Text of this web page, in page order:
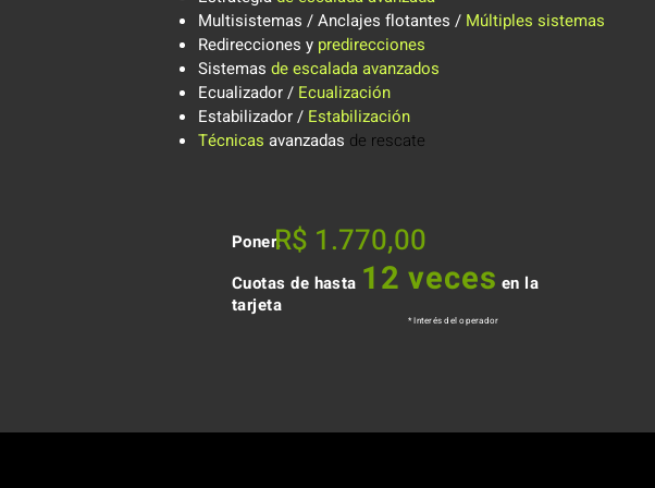
Multisistemas / Anclajes flotantes / Múltiples sistemas
Redirecciones y predirecciones
Sistemas de escalada avanzados
Ecualizador / Ecualización
Estabilizador / Estabilización
Técnicas avanzadas de rescate
Poner:R$ 1.770,00
Cuotas de hasta 12 veces en la
tarjeta
* Interés del operador